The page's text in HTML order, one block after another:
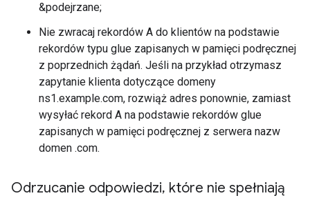
&podejrzane;
Nie zwracaj rekordów A do klientów na podstawie
rekordów typu glue zapisanych w pamięci podręcznej
z poprzednich żądań. Jeśli na przykład otrzymasz
zapytanie klienta dotyczące domeny
ns1.example.com, rozwiąż adres ponownie, zamiast
wysyłać rekord A na podstawie rekordów glue
zapisanych w pamięci podręcznej z serwera nazw
domen .com.
Odrzucanie odpowiedzi, które nie spełniają